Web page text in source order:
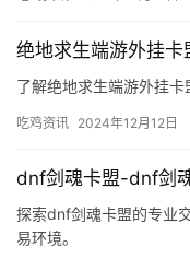
绝地求生端游外挂
了解绝地求生端游外挂卡
吃鸡资讯 2024年12月12日
dnf剑魂卡盟-dnf剑
探索dnf剑魂卡盟的专业
易环境。